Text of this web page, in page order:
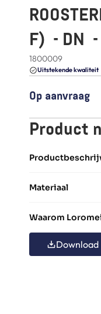
FAQ
Blogs
F)  - DN
1800009
Uitstekende kwaliteit
Op aanvraag
Product
Materiaal
Waarom
Download